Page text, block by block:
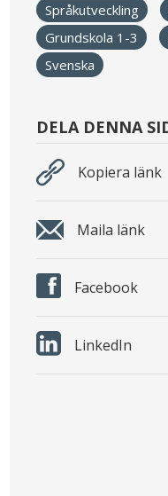
Språkutveckling
Grundskola 1-3
Svenska
DELA DENNA
Kopiera länk
Maila länk
Facebook
LinkedIn